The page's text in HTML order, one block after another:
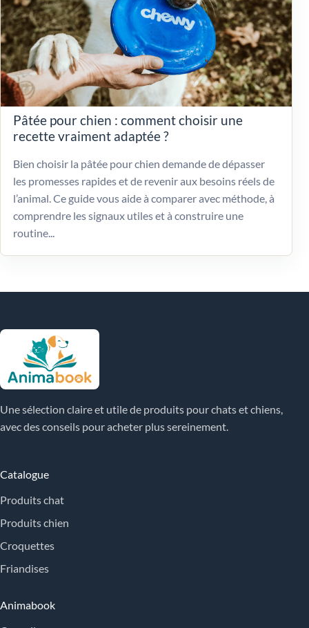
Pâtée pour chien : comment choisir une
recette vraiment adaptée ?
Bien choisir la pâtée pour chien demande de dépasser
les promesses rapides et de revenir aux besoins réels de
l’animal. Ce guide vous aide à comparer avec méthode, à
comprendre les signaux utiles et à construire une
routine...
Une sélection claire et utile de produits pour chats et chiens,
avec des conseils pour acheter plus sereinement.
Catalogue
Produits chat
Produits chien
Croquettes
Friandises
Animabook